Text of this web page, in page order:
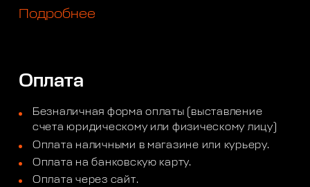
Подробнее
Оплата
Безналичная форма оплаты (выставление
счета юридическому или физическому лицу)
Оплата наличными в магазине или курьеру.
Оплата на банковскую карту.
Оплата через сайт.